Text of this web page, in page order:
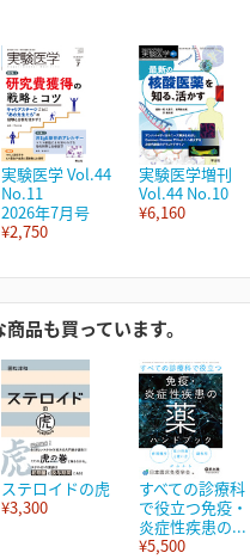
実験医学 Vol.44
No.11
2026年7月号
¥2,750
実験医学増刊
Vol.44 No.10
¥6,160
品も買っています。
ステロイドの虎
¥3,300
すべての診療科
で役立つ免疫・
炎症性疾患の...
¥5,500